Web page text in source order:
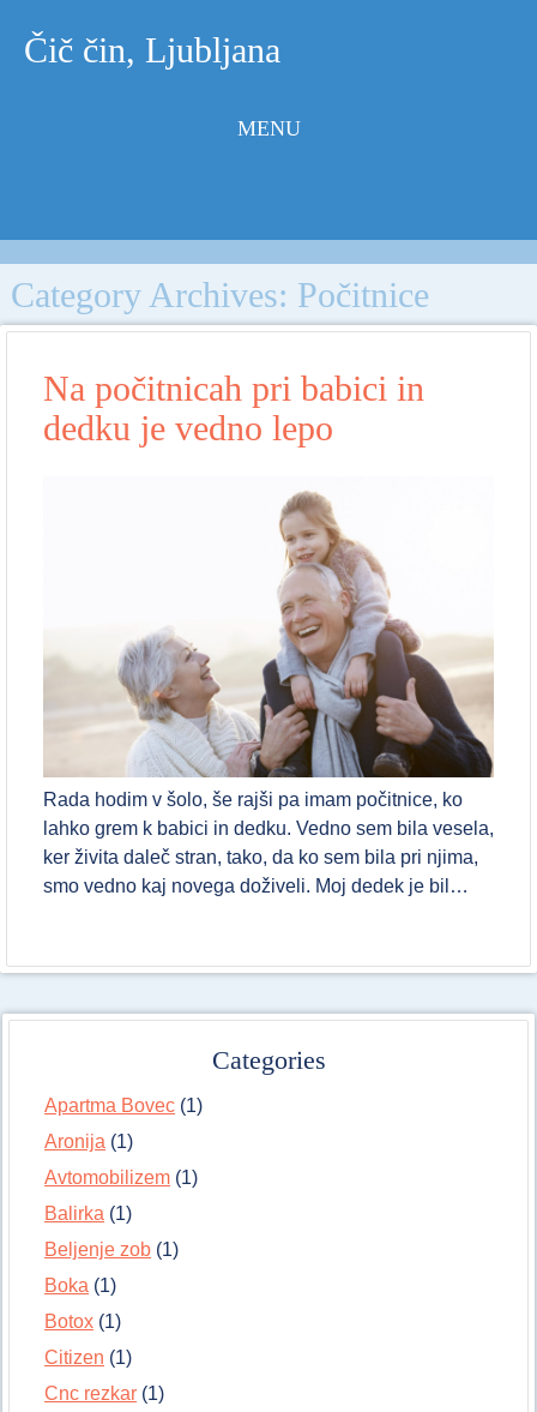
Čič čin, Ljubljana
MENU
Category Archives: Počitnice
Na počitnicah pri babici in
dedku je vedno lepo
Rada hodim v šolo, še rajši pa imam počitnice, ko
lahko grem k babici in dedku. Vedno sem bila vesela,
ker živita daleč stran, tako, da ko sem bila pri njima,
smo vedno kaj novega doživeli. Moj dedek je bil…
Categories
Apartma Bovec (1)
Aronija (1)
Avtomobilizem (1)
Balirka (1)
Beljenje zob (1)
Boka (1)
Botox (1)
Citizen (1)
Cnc rezkar (1)